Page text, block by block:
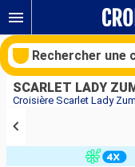
SCARLET LADY
Rechercher une
Nos destinations